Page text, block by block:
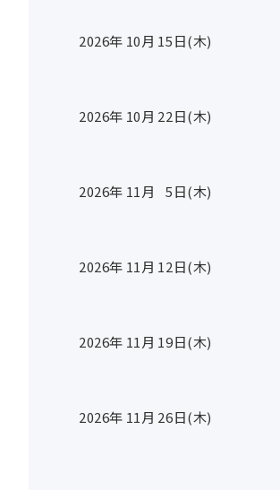
2026年 10月 15日(木)
2026年 10月 22日(木)
2026年 11月 5日(木)
2026年 11月 12日(木)
2026年 11月 19日(木)
2026年 11月 26日(木)